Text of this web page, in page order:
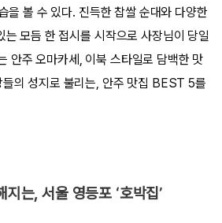
을 볼 수 있다. 진득한 찹쌀 순대와 다양한
는 모듬 한 접시를 시작으로 사장님이 당일
안주 오마카세, 이북 스타일로 담백한 맛
의 성지로 불리는, 안주 맛집 BEST 5를
는, 서울 영등포 ‘호박집’